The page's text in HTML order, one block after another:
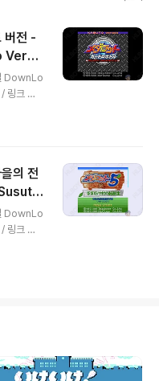
버전 -
Versi
トバ
DownLo
링크 관
Versio
ン [게임
2 - Me
션 2 -
[GB]/R
의 전
Ver
校生
DownLo
링크 관
Versio
2 - Me
션 2 -
/ [GB]/R